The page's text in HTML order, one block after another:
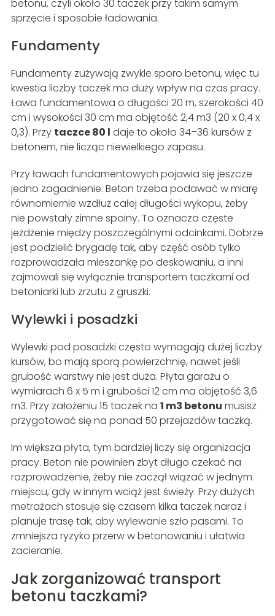
betonu, czyli około 30 taczek przy takim samym
sprzęcie i sposobie ładowania.
Fundamenty
Fundamenty zużywają zwykle sporo betonu, więc tu
kwestia liczby taczek ma duży wpływ na czas pracy.
Ława fundamentowa o długości 20 m, szerokości 40
cm i wysokości 30 cm ma objętość 2,4 m3 (20 x 0,4 x
0,3). Przy taczce 80 l daje to około 34–36 kursów z
betonem, nie licząc niewielkiego zapasu.
Przy ławach fundamentowych pojawia się jeszcze
jedno zagadnienie. Beton trzeba podawać w miarę
równomiernie wzdłuż całej długości wykopu, żeby
nie powstały zimne spoiny. To oznacza częste
jeżdżenie między poszczególnymi odcinkami. Dobrze
jest podzielić brygadę tak, aby część osób tylko
rozprowadzała mieszankę po deskowaniu, a inni
zajmowali się wyłącznie transportem taczkami od
betoniarki lub zrzutu z gruszki.
Wylewki i posadzki
Wylewki pod posadzki często wymagają dużej liczby
kursów, bo mają sporą powierzchnię, nawet jeśli
grubość warstwy nie jest duża. Płyta garażu o
wymiarach 6 x 5 m i grubości 12 cm ma objętość 3,6
m3. Przy założeniu 15 taczek na 1 m3 betonu musisz
przygotować się na ponad 50 przejazdów taczką.
Im większa płyta, tym bardziej liczy się organizacja
pracy. Beton nie powinien zbyt długo czekać na
rozprowadzenie, żeby nie zaczął wiązać w jednym
miejscu, gdy w innym wciąż jest świeży. Przy dużych
metrażach stosuje się czasem kilka taczek naraz i
planuje trasę tak, aby wylewanie szło pasami. To
zmniejsza ryzyko przerw w betonowaniu i ułatwia
zacieranie.
Jak zorganizować transport
betonu taczkami?